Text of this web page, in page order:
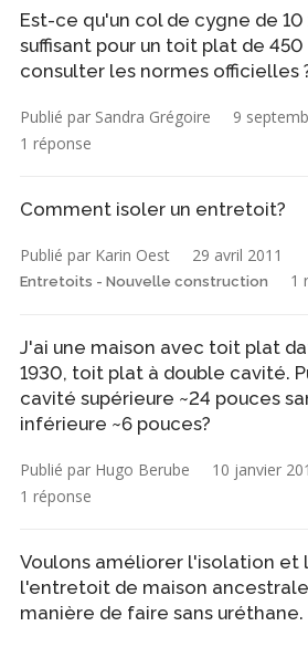
Est-ce qu'un col de cygne de
suffisant pour un toit plat de 450
consulter les normes officielles
Publié par Sandra Grégoire 9
1 réponse
Comment isoler un entretoit?
Publié par Karin Oest 29 avril 2011
Entretoits - Nouvelle construction 1
J'ai une maison avec toit plat
1930, toit plat à double cavité.
cavité supérieure ~24 pouces
inférieure ~6 pouces?
Publié par Hugo Berube 10 janvier
1 réponse
Voulons améliorer l'isolation et
l'entretoit de maison
manière de faire sans uréthane.